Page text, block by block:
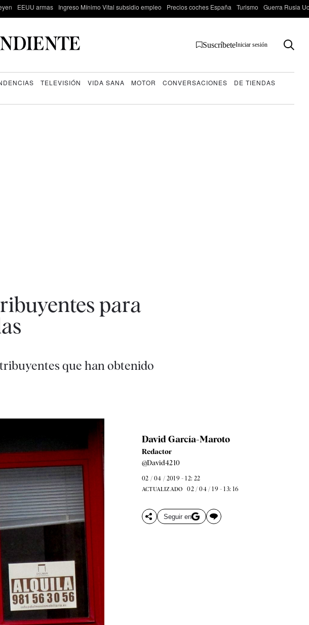
EEUU armas Ingreso Mínimo Vital subsidio empleo Precios coches España Turismo Guerra Rusia
SuscríbeteIniciar sesión
TELEVISIÓN VIDA SANA MOTOR CONVERSACIONES
DE TIENDAS
para
que han obtenido
David García-Maroto
Redactor
@David4210
02 / 04 / 2019 - 12: 22
ACTUALIZADO 02 / 04 / 19 - 13: 16
Seguir en